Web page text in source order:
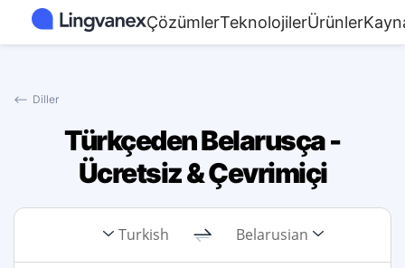
ÇözümlerTeknolojilerÜrünler
⟵ Diller
Türkçeden Belarusça -
Ücretsiz & Çevrimiçi
Turkish Belarusian